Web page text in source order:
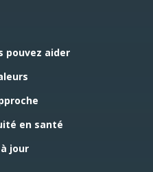
pouvez aider
en santé
jour